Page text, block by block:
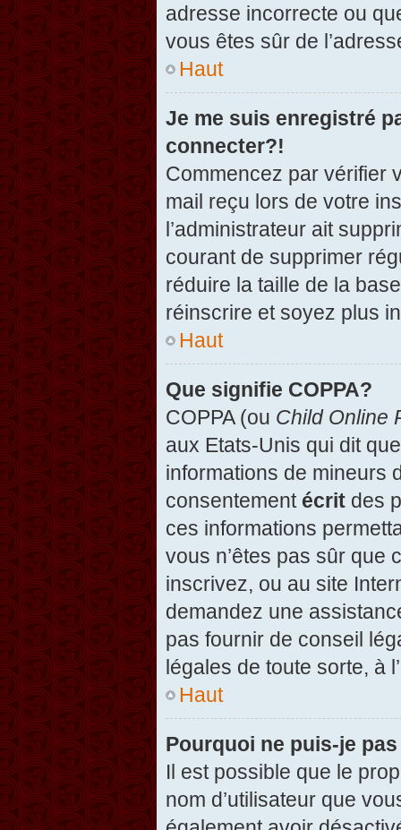
adresse incorrecte ou
vous êtes sûr de
Haut
Je me suis enregistré
connecter?!
Commencez par vérifier
mail reçu lors de votre
l’administrateur ait
courant de supprimer
réduire la taille de la
réinscrire et soyez plus
Haut
Que signifie COPPA?
COPPA (ou Child Online
aux Etats-Unis qui dit
informations de mineurs
consentement écrit des
ces informations
vous n’êtes pas sûr que
inscrivez, ou au site
demandez une
pas fournir de conseil
légales de toute sorte, à
Haut
Pourquoi ne puis-je
Il est possible que le
nom d’utilisateur que